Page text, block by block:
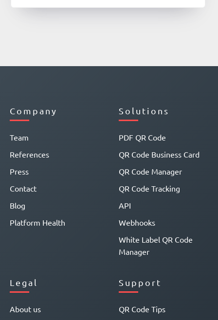
Company
Team
References
Press
Contact
Blog
Platform Health
Solutions
PDF QR Code
QR Code Business Card
QR Code Manager
QR Code Tracking
API
Webhooks
White Label QR Code
Manager
Legal
About us
Support
QR Code Tips